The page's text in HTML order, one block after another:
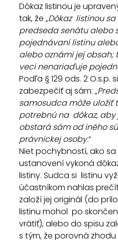
Dôkaz listinou je
tak, že „Dôkaz  listinou
predseda senátu alebo
pojednávaní listinu
alebo oznámi jej obsah;
veci nenariaďuje
Podľa § 129 ods. 2 O.s.p.
zabezpečiť aj sám: „
samosudca môže uložiť
potrebnú na  dôkaz,
obstará sám od iného
právnickej osoby.“
Niet pochybností, ako
ustanovení vykoná
listiny. Sudca si  listinu
účastníkom nahlas
založí jej originál (do
listinu mohol  po
vrátiť), alebo do spisu
s tým, že porovná